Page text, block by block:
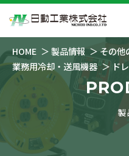
HOME 製品情報
その他
業務用冷却・送風機器
ド
製